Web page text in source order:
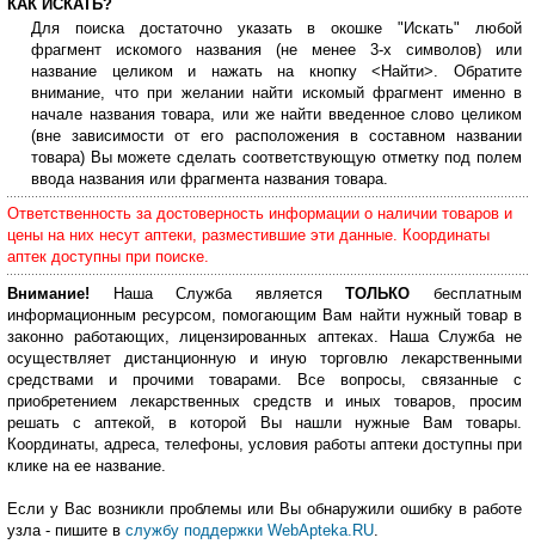
КАК ИСКАТЬ?
Для поиска достаточно указать в окошке "Искать" любой
фрагмент искомого названия (не менее 3-х символов) или
название целиком и нажать на кнопку <Найти>. Обратите
внимание, что при желании найти искомый фрагмент именно в
начале названия товара, или же найти введенное слово целиком
(вне зависимости от его расположения в составном названии
товара) Вы можете сделать соответствующую отметку под полем
ввода названия или фрагмента названия товара.
Ответственность за достоверность информации о наличии товаров и
цены на них несут аптеки, разместившие эти данные. Координаты
аптек доступны при поиске.
Внимание! Наша Служба являетсяТОЛЬКО бесплатным
информационным ресурсом, помогающим Вам найти нужный товар в
законно работающих, лицензированных аптеках. Наша Служба не
осуществляет дистанционную и иную торговлю лекарственными
средствами и прочими товарами. Все вопросы, связанные с
приобретением лекарственных средств и иных товаров, просим
решать с аптекой, в которой Вы нашли нужные Вам товары.
Координаты, адреса, телефоны, условия работы аптеки доступны при
клике на ее название.
Если у Вас возникли проблемы или Вы обнаружили ошибку в работе
узла - пишите в службу поддержки WebApteka.RU